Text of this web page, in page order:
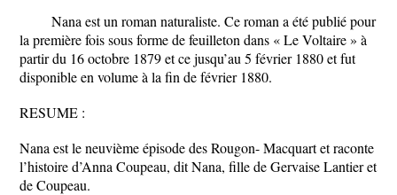
Nana est un roman naturaliste. Ce roman a été publié pour
la première fois sous forme de feuilleton dans « Le Voltaire » à
partir du 16 octobre 1879 et ce jusqu’au 5 février 1880 et fut
disponible en volume à la fin de février 1880.
RESUME :
Nana est le neuvième épisode des Rougon- Macquart et raconte
l’histoire d’Anna Coupeau, dit Nana, fille de Gervaise Lantier et
de Coupeau.